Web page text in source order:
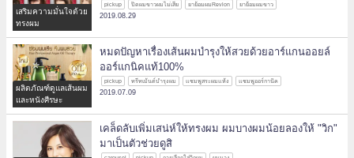
เสริมความมั่นใจด้วย
ทรงผม
pickup ปิดผมขาวผมไม่เสีย ยาย้อมผมRevlon ยาย้อมผมขาว
2019.08.29
ผลิตภัณฑ์ดูแลเส้นผม
และหนังศีรษะ
หมดปัญหาเรื่องเส้นผมบำรุงให้สวยด้วยอาร์แกนออยล์
ออร์แกนิคแท้100%
pickup ทรีทเม้นต์บำรุงผม แชมพูสระผมแห้ง แชมพูออร์กานิค
2019.07.09
เคล็ดลับเพิ่มเสน่ห์ให้ทรงผม ผมบางผมน้อยลองให้ "วิก"
มาเป็นตัวช่วยดูสิ